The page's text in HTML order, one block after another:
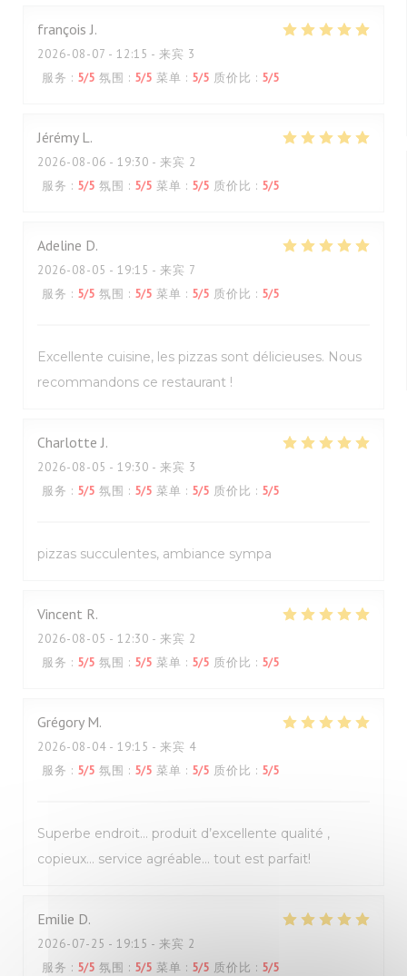
françois J
2026-08-07 - 12:15 - 来宾 3
服务 : 5/5 氛围 : 5/5 菜单 : 5/5 质价比 : 5/5
Jérémy L
2026-08-06 - 19:30 - 来宾 2
服务 : 5/5 氛围 : 5/5 菜单 : 5/5 质价比 : 5/5
Adeline D
2026-08-05 - 19:15 - 来宾 7
服务 : 5/5 氛围 : 5/5 菜单 : 5/5 质价比 : 5/5
Excellente cuisine, les pizzas sont délicieuses. Nous
recommandons ce restaurant !
Charlotte J
2026-08-05 - 19:30 - 来宾 3
服务 : 5/5 氛围 : 5/5 菜单 : 5/5 质价比 : 5/5
pizzas succulentes, ambiance sympa
Vincent R
2026-08-05 - 12:30 - 来宾 2
服务 : 5/5 氛围 : 5/5 菜单 : 5/5 质价比 : 5/5
Grégory M
2026-08-04 - 19:15 - 来宾 4
服务 : 5/5 氛围 : 5/5 菜单 : 5/5 质价比 : 5/5
Superbe endroit… produit d’excellente qualité ,
copieux… service agréable… tout est parfait!
Emilie D
2026-07-25 - 19:15 - 来宾 2
服务 : 5/5 氛围 : 5/5 菜单 : 5/5 质价比 : 5/5